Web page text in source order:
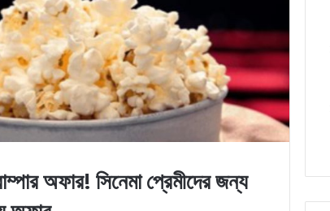
সিনেমা প্রেমীদের জন্য